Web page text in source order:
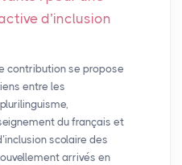
d’inclusion
contribution se propose
entre les
du français et
scolaire des
arrivés en